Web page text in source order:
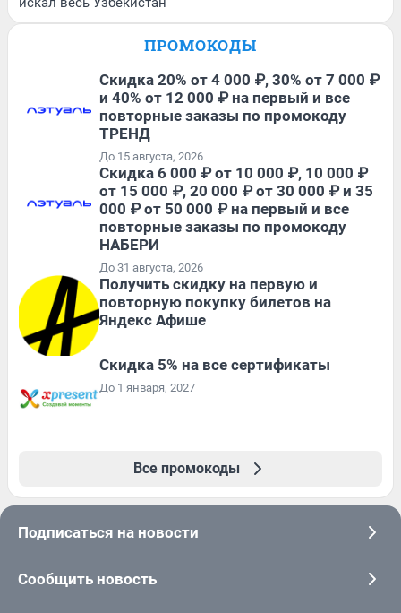
ПРОМОКОДЫ
Скидка 20% от 4 000 ₽, 30% от 7 000 ₽
и 40% от 12 000 ₽ на первый и все
повторные заказы по промокоду
ТРЕНД
До 15 августа, 2026
Скидка 6 000 ₽ от 10 000 ₽, 10 000 ₽
от 15 000 ₽, 20 000 ₽ от 30 000 ₽ и 35
000 ₽ от 50 000 ₽ на первый и все
повторные заказы по промокоду
НАБЕРИ
До 31 августа, 2026
Получить скидку на первую и
повторную покупку билетов на
Яндекс Афише
Скидка 5% на все сертификаты
До 1 января, 2027
Все промокоды
Подписаться на новости
Сообщить новость